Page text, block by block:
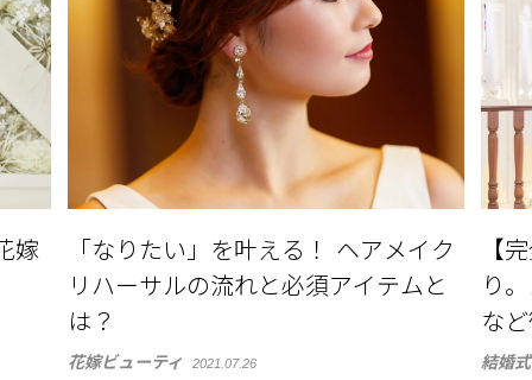
ク
【完全マニュアル】結婚式の前撮
り。メリットや金額・衣裳の選び方
など徹底解説
結婚式準備 2020.11.18
最
式
結婚